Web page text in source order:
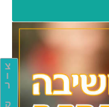
צ
ו
ר
ק